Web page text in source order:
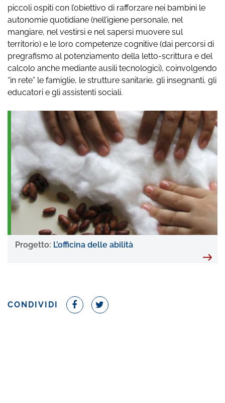
piccoli ospiti con l’obiettivo di rafforzare nei bambini le
autonomie quotidiane (nell’igiene personale, nel
mangiare, nel vestirsi e nel sapersi muovere sul
territorio) e le loro competenze cognitive (dai percorsi di
pregrafismo al potenziamento della letto-scrittura e del
calcolo anche mediante ausili tecnologici), coinvolgendo
“in rete” le famiglie, le strutture sanitarie, gli insegnanti, gli
educatori e gli assistenti sociali.
Progetto: L’officina delle abilità
CONDIVIDI